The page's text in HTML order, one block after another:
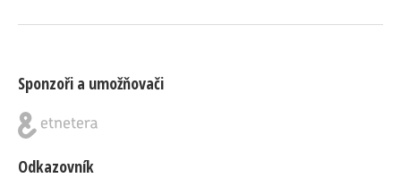
Sponzoři a umožňovači
Odkazovník